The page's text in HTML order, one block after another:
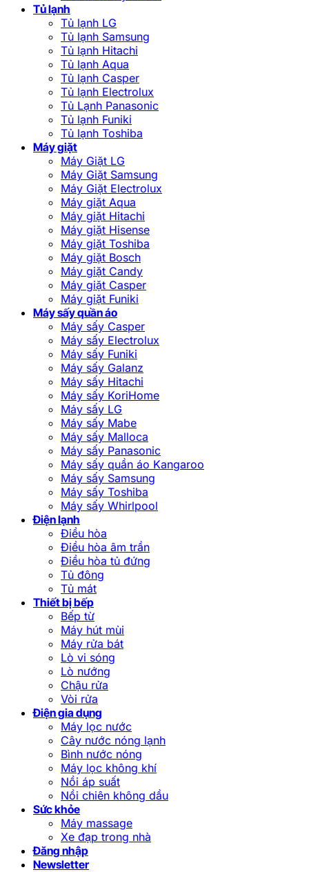
Tủ lạnh
Tủ lạnh LG
Tủ lạnh Samsung
Tủ lạnh Hitachi
Tủ lạnh Aqua
Tủ lạnh Casper
Tủ lạnh Electrolux
Tủ Lạnh Panasonic
Tủ lạnh Funiki
Tủ lạnh Toshiba
Máy giặt
Máy Giặt LG
Máy Giặt Samsung
Máy Giặt Electrolux
Máy giặt Aqua
Máy giặt Hitachi
Máy giặt Hisense
Máy giặt Toshiba
Máy giặt Bosch
Máy giặt Candy
Máy giặt Casper
Máy giặt Funiki
Máy sấy quần áo
Máy sấy Casper
Máy sấy Electrolux
Máy sấy Funiki
Máy sấy Galanz
Máy sấy Hitachi
Máy sấy KoriHome
Máy sấy LG
Máy sấy Mabe
Máy sấy Malloca
Máy sấy Panasonic
Máy sấy quần áo Kangaroo
Máy sấy Samsung
Máy sấy Toshiba
Máy sấy Whirlpool
Điện lạnh
Điều hòa
Điều hòa âm trần
Điều hòa tủ đứng
Tủ đông
Tủ mát
Thiết bị bếp
Bếp từ
Máy hút mùi
Máy rửa bát
Lò vi sóng
Lò nướng
Chậu rửa
Vòi rửa
Điện gia dụng
Máy lọc nước
Cây nước nóng lạnh
Bình nước nóng
Máy lọc không khí
Nồi áp suất
Nồi chiên không dầu
Sức khỏe
Máy massage
Xe đạp trong nhà
Đăng nhập
Newsletter